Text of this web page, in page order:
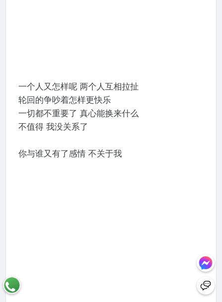
⼀个⼈⼜怎样呢 两个⼈互相拉扯
轮回的争吵着怎样更快乐
⼀切都不重要了 真⼼能换来什么
不值得 我没关系了
你与谁⼜有了感情 不关于我